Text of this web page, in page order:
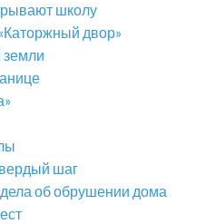
школу
двор»
земли
шаг
об обрушении дома